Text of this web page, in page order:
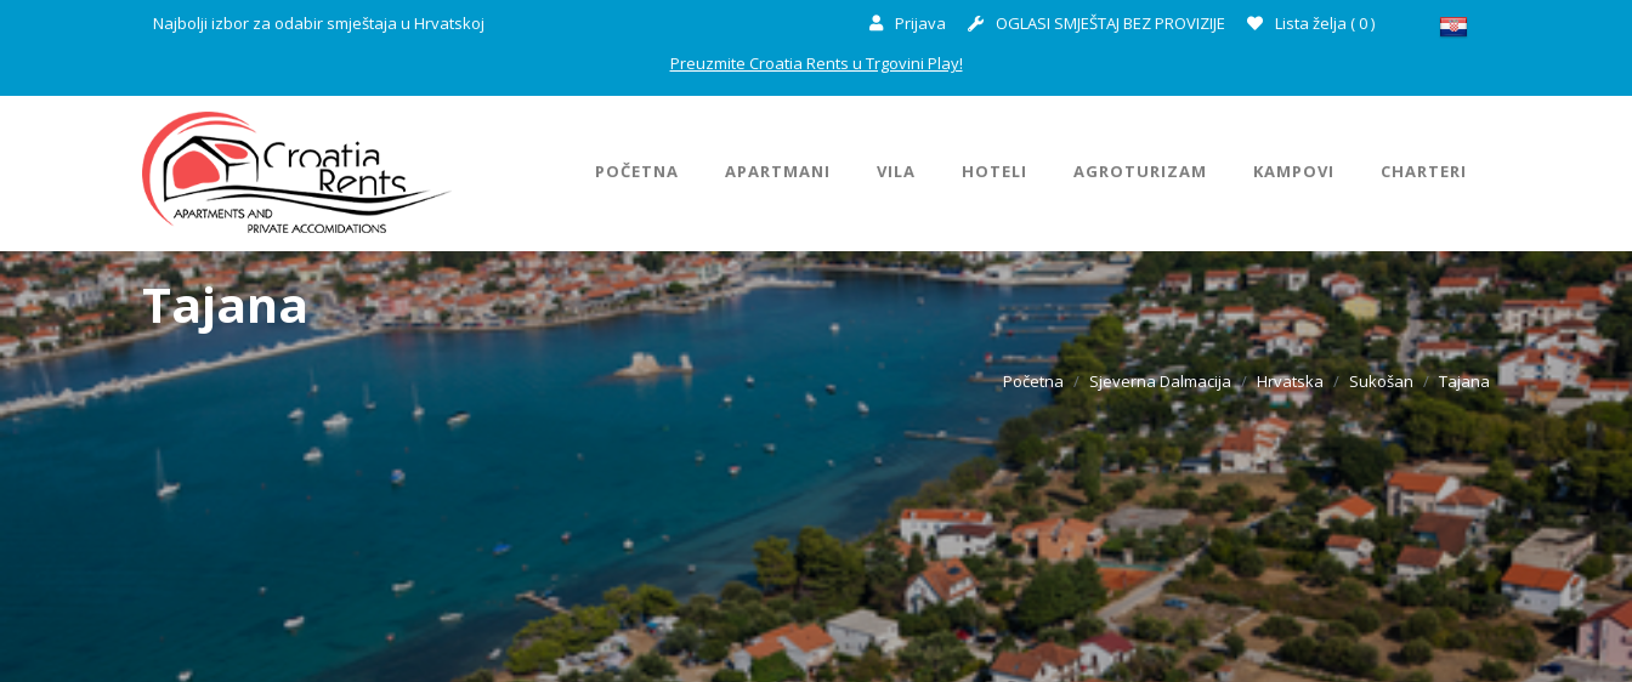
Najbolji izbor za odabir smještaja u Hrvatskoj Prijava OGLASI SMJEŠTAJ BEZ PROVIZIJE Lista želja (0)
Preuzmite Croatia Rents u Trgovini Play!
POČETNA APARTMANI VILA HOTELI AGROTURIZAM KAMPOVI CHARTERI
Tajana
Početna Sjeverna Dalmacija Hrvatska Sukošan Tajana